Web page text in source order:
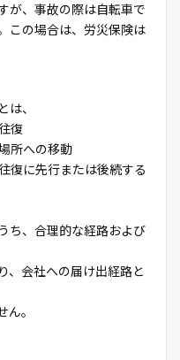
が、事故の際は自転車で
この場合は、労災保険は
は、
復
所への移動
復に先行または後続する
ち、合理的な経路および
、会社への届け出経路と
ん。